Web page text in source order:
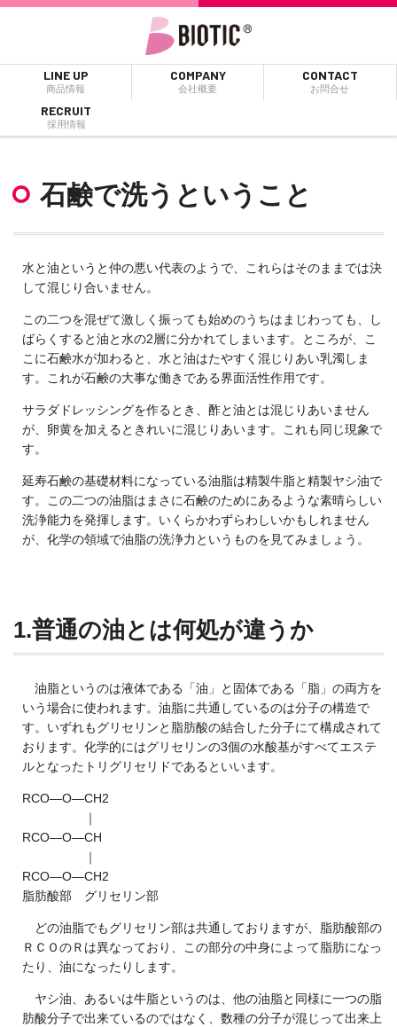
LINE UP
商品情報
COMPANY
会社概要
CONTACT
お問合せ
RECRUIT
採用情報
石鹸で洗うということ
水と油というと仲の悪い代表のようで、これらはそのままでは決
して混じり合いません。
この二つを混ぜて激しく振っても始めのうちはまじわっても、し
ばらくすると油と水の2層に分かれてしまいます。ところが、こ
こに石鹸水が加わると、水と油はたやすく混じりあい乳濁しま
す。これが石鹸の大事な働きである界面活性作用です。
サラダドレッシングを作るとき、酢と油とは混じりあいません
が、卵黄を加えるときれいに混じりあいます。これも同じ現象で
す。
延寿石鹸の基礎材料になっている油脂は精製牛脂と精製ヤシ油で
す。この二つの油脂はまさに石鹸のためにあるような素晴らしい
洗浄能力を発揮します。いくらかわずらわしいかもしれません
が、化学の領域で油脂の洗浄力というものを見てみましょう。
1.普通の油とは何処が違うか
油脂というのは液体である「油」と固体である「脂」の両方を
いう場合に使われます。油脂に共通しているのは分子の構造で
す。いずれもグリセリンと脂肪酸の結合した分子にて構成されて
おります。化学的にはグリセリンの3個の水酸基がすべてエステ
ルとなったトリグリセリドであるといいます。
RCO―O―CH2
｜
RCO―O―CH
｜
RCO―O―CH2
脂肪酸部 グリセリン部
どの油脂でもグリセリン部は共通しておりますが、脂肪酸部の
ＲＣＯのＲは異なっており、この部分の中身によって脂肪になっ
たり、油になったりします。
ヤシ油、あるいは牛脂というのは、他の油脂と同様に一つの脂
肪酸分子で出来ているのではなく、数種の分子が混じって出来上